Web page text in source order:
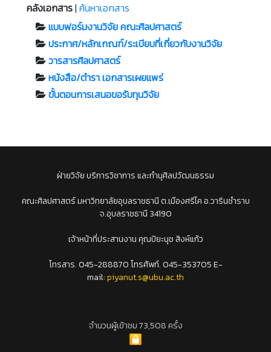
คลังเอกสาร| ค้นหาเอกสาร
แบบฟอร์มงานวิจัย คณะศิลปศาสตร์
ประกาศ/หลักเกณฑ์/ระเบียบที่เกี่ยวกับงานวิจัย
วารสารศิลปศาสตร์
หนังสือ/ตำรา เอกสารเผยแพร่
ขั้นตอนการเสนอขอรับทุนวิจัย
ฝ่ายวิจัย บริการวิชาการ และทำนุศิลปวัฒนธรรม
คณะศิลปศาสตร์ มหาวิทยาลัยอุบลราชธานี ต.เมืองศรีไค อ.วารินชำราบ
จ.อุบลราชธานี 34190
เจ้าหน้าที่ประสานงาน คุณปิยะนุช สิงห์แก้ว
โทรสาร. 045-288870 โทรศัพท์. 045-353705 E-
mail:piyanut.s@ubu.ac.th
จำนวนผู้เข้าชม 73,508 ครั้ง